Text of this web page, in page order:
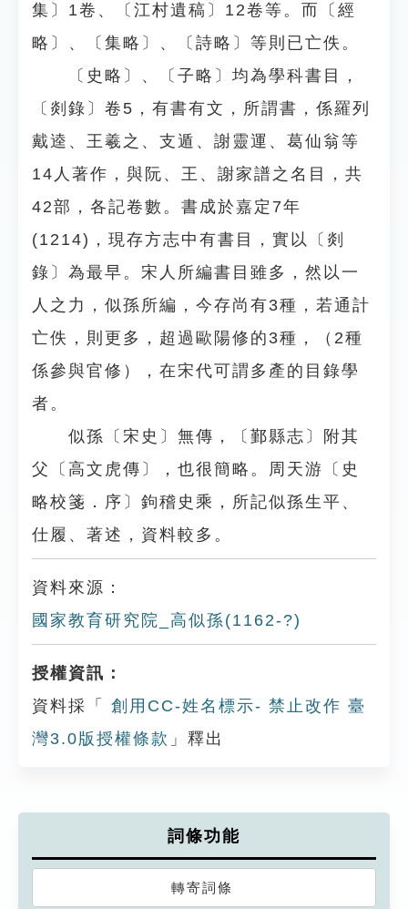
集〕1卷、〔江村遺稿〕12卷等。而〔經
略〕、〔集略〕、〔詩略〕等則已亡佚。
〔史略〕、〔子略〕均為學科書目，
〔剡錄〕卷5，有書有文，所謂書，係羅列
戴逵、王羲之、支遁、謝靈運、葛仙翁等
14人著作，與阮、王、謝家譜之名目，共
42部，各記卷數。書成於嘉定7年
(1214)，現存方志中有書目，實以〔剡
錄〕為最早。宋人所編書目雖多，然以一
人之力，似孫所編，今存尚有3種，若通計
亡佚，則更多，超過歐陽修的3種，（2種
係參與官修），在宋代可謂多產的目錄學
者。
似孫〔宋史〕無傳，〔鄞縣志〕附其
父〔高文虎傳〕，也很簡略。周天游〔史
略校箋．序〕鉤稽史乘，所記似孫生平、
仕履、著述，資料較多。
資料來源：
國家教育研究院_高似孫(1162-?)
授權資訊：
資料採「
創用CC-姓名標示- 禁止改作 臺
灣3.0版授權條款 」釋出
詞條功能
轉寄詞條